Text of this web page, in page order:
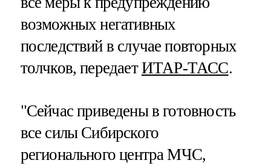
возможных негативных
последствий в случае повторных
толчков, передаетИТАР-ТАСС.
"Сейчас приведены в готовность
все силы Сибирского
регионального центра МЧС,